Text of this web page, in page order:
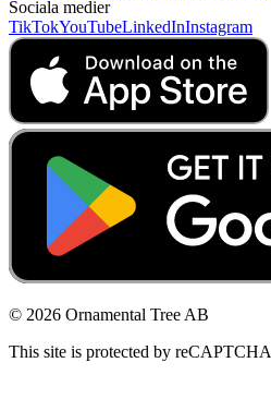
Sociala medier
TikTokYouTubeLinkedInInstagram
© 2026 Ornamental Tree AB
This site is protected by reCAPTCHA